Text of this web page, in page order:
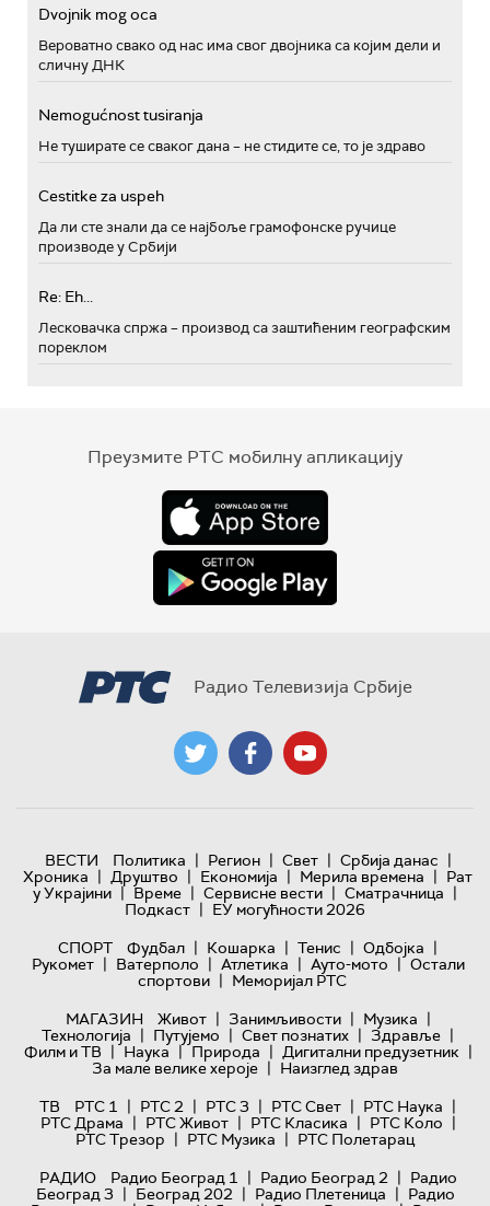
Dvojnik mog oca
Вероватно свако од нас има свог двојника са којим дели и
сличну ДНК
Nemogućnost tusiranja
Не туширате се сваког дана – не стидите се, то је здраво
Cestitke za uspeh
Да ли сте знали да се најбоље грамофонске ручице
производе у Србији
Re: Eh...
Лесковачка спржа – производ са заштићеним географским
пореклом
Преузмите РТС мобилну апликацију
Радио Телевизија Србије
ВЕСТИ Политика | Регион | Свет | Србија данас |
Хроника | Друштво | Економија | Мерила времена | Рат
у Украјини | Време | Сервисне вести | Сматрачница |
Подкаст | ЕУ могућности 2026
СПОРТ
Фудбал | Кошарка | Тенис | Одбојка |
Рукомет | Ватерполо | Атлетика | Ауто-мото | Остали
спортови | Меморијал РТС
МАГАЗИН
Живот | Занимљивости | Музика |
Технологијa | Путујемо | Свет познатих | Здравље |
Филм и ТВ | Наука | Природа | Дигитални предузетник |
За мале велике хероје | Наизглед здрав
ТВ
РТС 1 | РТС 2 | РТС 3 | РТС Свет | РТС Наука |
РТС Драма | РТС Живот | РТС Класика | РТС Коло |
РТС Трезор | РТС Музика | РТС Полетарац
РАДИО
Радио Београд 1 | Радио Београд 2 | Радио
Београд 3 | Београд 202 | Радио Плетеница | Радио